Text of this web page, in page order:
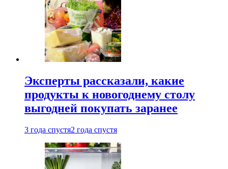
Эксперты рассказали, какие
продукты к новогоднему столу
выгодней покупать заранее
3 года спустя2 года спустя